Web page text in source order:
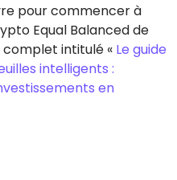
pour commencer à
Equal Balanced de
intitulé « Le guide
intelligents :
en